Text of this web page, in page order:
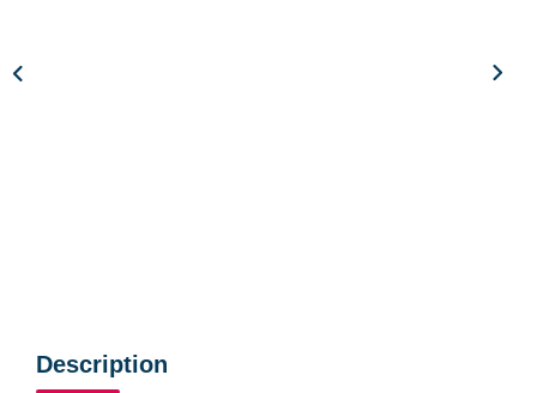
Description